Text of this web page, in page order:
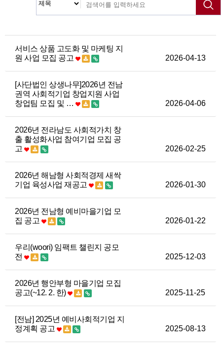
서비스 상품 고도화 및 마케팅 지
원 사업 모집 공고
2026-04-13
[사단법인 상생나무]2026년 전남
권역 사회적기업 창업지원 사업
창업팀 모집 및 …
2026-04-06
2026년 전라남도 사회적가치 창
출 활성화사업 참여기업 모집 공
고
2026-02-25
2026년 해남형 사회적경제 새싹
기업 육성사업 재공고
2026-01-30
2026년 전남형 예비마을기업 모
집 공고
2026-01-22
우리(woori) 임팩트 챌린지 공모
전
2025-12-03
2026년 행안부형 마을기업 모집
공고(~12. 2. 한)
2025-11-25
[전남] 2025년 예비사회적기업 지
정계획 공고
2025-08-13